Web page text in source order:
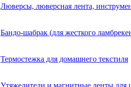
Люверсы, люверсная лента,
Бандо-шабрак (для жесткого
Термостежка для домашнего текстиля
Утяжелители и магнитные ленты для